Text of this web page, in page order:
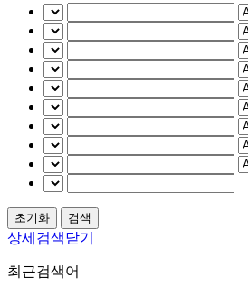
상세검색닫기
최근검색어